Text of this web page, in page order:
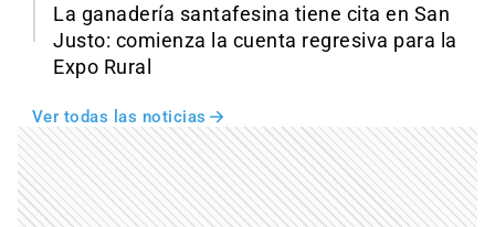
La ganadería santafesina tiene cita en San
Justo: comienza la cuenta regresiva para la
Expo Rural
Ver todas las noticias